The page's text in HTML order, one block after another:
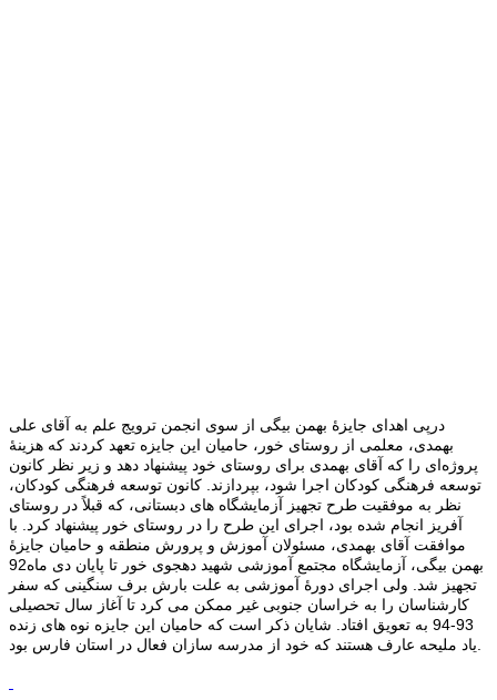
درپی اهدای جایزۀ بهمن بیگی از سوی انجمن ترویج علم به آقای علی
بهمدی، معلمی از روستای خور، حامیان این جایزه تعهد کردند که هزینۀ
پروژه‌ای را که آقای بهمدی برای روستای خود پیشنهاد دهد و زیر نظر کانون
توسعه فرهنگی کودکان اجرا شود، بپردازند. کانون توسعه فرهنگی کودکان،
نظر به موفقیت طرح تجهیز آزمایشگاه های دبستانی، که قبلاً در روستای
آفریز انجام شده بود، اجرای این طرح را در روستای خور پیشنهاد کرد. با
موافقت آقای بهمدی، مسئولان آموزش و پرورش منطقه و حامیان جایزۀ
بهمن بیگی، آزمایشگاه مجتمع آموزشی شهید دهجوی خور تا پایان دی ماه92
تجهیز شد. ولی اجرای دورۀ آموزشی به علت بارش برف سنگینی که سفر
کارشناسان را به خراسان جنوبی غیر ممکن می کرد تا آغاز سال تحصیلی
93-94 به تعویق افتاد. شایان ذکر است که حامیان این جایزه نوه های زنده